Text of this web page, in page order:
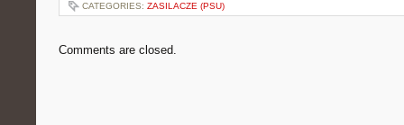
CATEGORIES: ZASILACZE (PSU)
Comments are closed.